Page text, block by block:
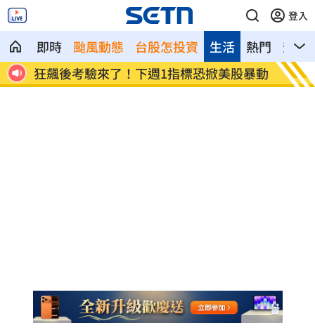
登入
即時 颱風動態 台股怎投資 熱門 影音
生活
動 蔣萬安再提疫苗封存30年！周軒引判決開
酸
2026